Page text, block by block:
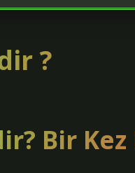
?
Bir